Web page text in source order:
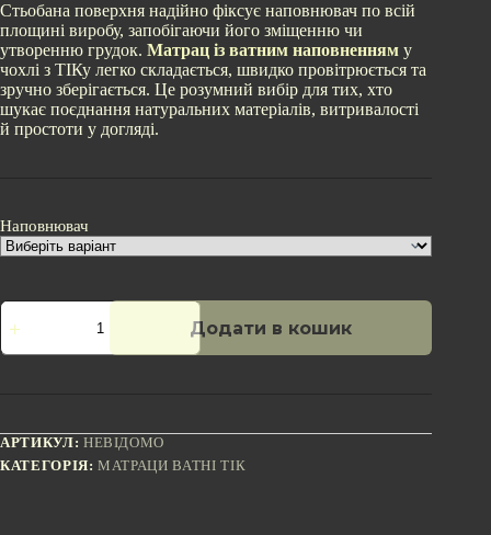
Стьобана поверхня надійно фіксує наповнювач по всій
площині виробу, запобігаючи його зміщенню чи
утворенню грудок. Матрац із ватним наповненням у
чохлі з ТІКу легко складається, швидко провітрюється та
зручно зберігається. Це розумний вибір для тих, хто
шукає поєднання натуральних матеріалів, витривалості
й простоти у догляді.
Наповнювач
Матрац
ватний
ТІК
Додати в кошик
АРТИКУЛ: НЕВІДОМО
КАТЕГОРІЯ:МАТРАЦИ ВАТНІ ТІК